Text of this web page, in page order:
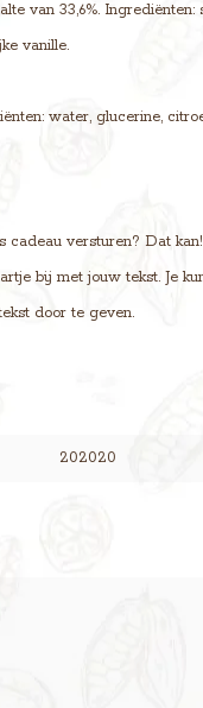
van 33,6%. Ingrediënten:
vanille.
water, glucerine,
versturen? Dat
bij met jouw tekst. Je
door te geven.
202020